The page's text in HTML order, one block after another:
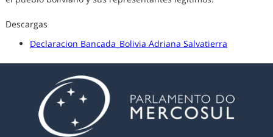
Descargas
Declaracion Bancada_Bolivia Adriana Salvatierra